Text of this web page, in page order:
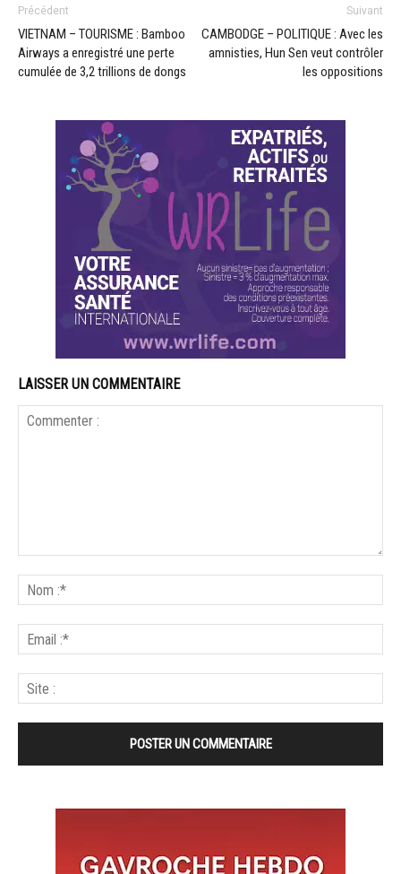
Précédent
VIETNAM – TOURISME : Bamboo
Airways a enregistré une perte
cumulée de 3,2 trillions de dongs
Suivant
CAMBODGE – POLITIQUE : Avec les
amnisties, Hun Sen veut contrôler
les oppositions
LAISSER UN COMMENTAIRE